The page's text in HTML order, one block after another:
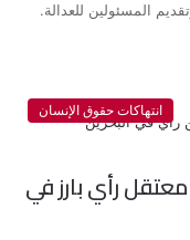
المسئولين للعدالة.
انتهاكات حقوق الإنسان
رأي بارز في